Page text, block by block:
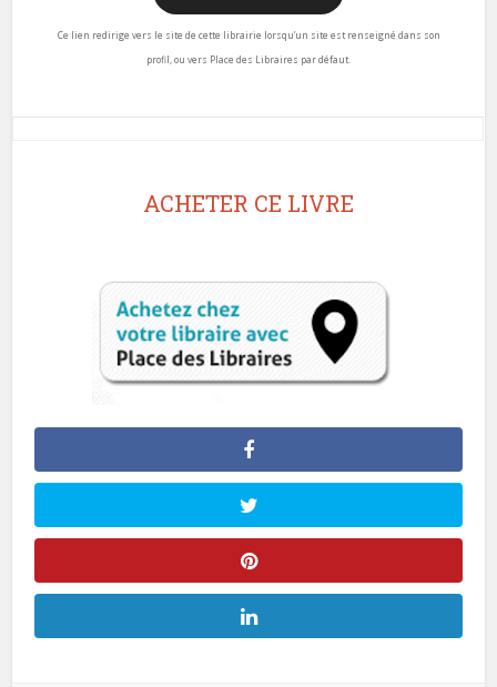
Ce lien redirige vers le site de cette librairie lorsqu’un site est renseigné dans son
profil, ou vers Place des Libraires par défaut.
ACHETER CE LIVRE